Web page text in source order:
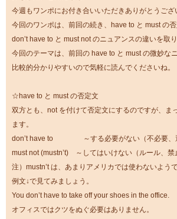
今週もワンポにお付き合いいただきありがとうござ
今回のワンポは、前回の続き、have to と must の否
don’t have to と must not のニュアンスの違いを取り
今回のテーマは、前回の have to と must の微妙な
比較的分かりやすいので気軽に読んでくださいね。
☆have to と must の否定文
双方とも、not を付けて否定文にするのですが、ま
ます。
don’t have to ～する必要がない（不必要、選
must not (mustn’t) ～してはいけない（ルール、禁
注）mustn’t は、あまりアメリカでは使わないようで
例文↓で見てみましょう。
You don’t have to take off your shoes in the office.
オフィスではクツをぬぐ必要はありません。